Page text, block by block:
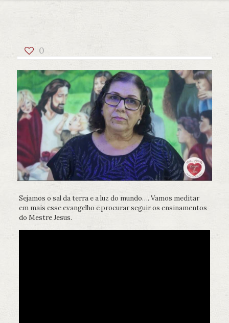
0
Sejamos o sal da terra e a luz do mundo…. Vamos meditar
em mais esse evangelho e procurar seguir os ensinamentos
do Mestre Jesus.